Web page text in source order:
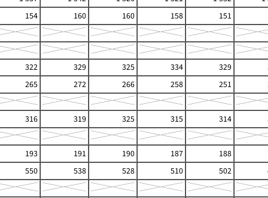
154 160 160 158 151
322 329 325 334 329
265 272 266 258 251
316 319 325 315 314
193 191 190 187 188
550 538 528 510 502